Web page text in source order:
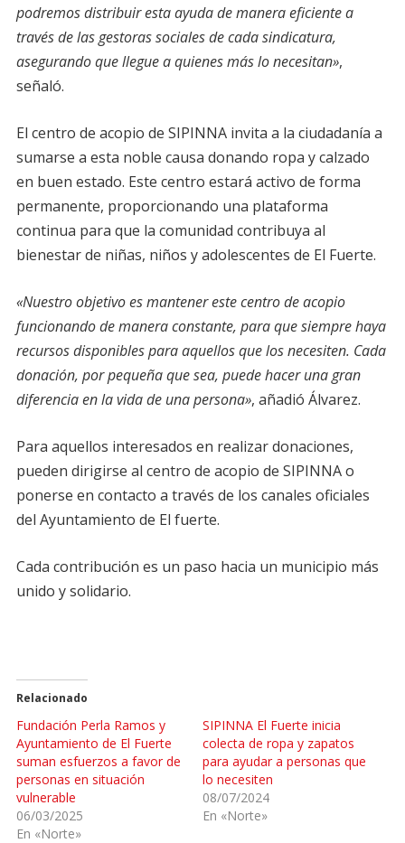
podremos distribuir esta ayuda de manera eficiente a
través de las gestoras sociales de cada sindicatura,
asegurando que llegue a quienes más lo necesitan»,
señaló.
El centro de acopio de SIPINNA invita a la ciudadanía a
sumarse a esta noble causa donando ropa y calzado
en buen estado. Este centro estará activo de forma
permanente, proporcionando una plataforma
continua para que la comunidad contribuya al
bienestar de niñas, niños y adolescentes de El Fuerte.
«Nuestro objetivo es mantener este centro de acopio
funcionando de manera constante, para que siempre haya
recursos disponibles para aquellos que los necesiten. Cada
donación, por pequeña que sea, puede hacer una gran
diferencia en la vida de una persona», añadió Álvarez.
Para aquellos interesados en realizar donaciones,
pueden dirigirse al centro de acopio de SIPINNA o
ponerse en contacto a través de los canales oficiales
del Ayuntamiento de El fuerte.
Cada contribución es un paso hacia un municipio más
unido y solidario.
Relacionado
Fundación Perla Ramos y
Ayuntamiento de El Fuerte
suman esfuerzos a favor de
personas en situación
vulnerable
06/03/2025
En «Norte»
SIPINNA El Fuerte inicia
colecta de ropa y zapatos
para ayudar a personas que
lo necesiten
08/07/2024
En «Norte»